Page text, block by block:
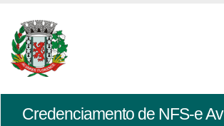
Credenciamento de NFS-e